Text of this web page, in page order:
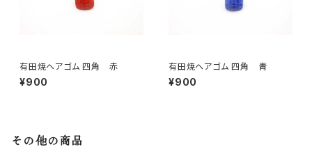
有田焼ヘアゴム 四角 赤
¥900
有田焼ヘアゴム 四角 青
¥900
その他の商品